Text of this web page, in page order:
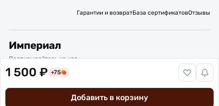
1 500 ₽ +75
Добавить в корзину
Гарантии и возвратБаза сертификатовОтзывы
Империал
Подписывайтесь на нас:
Вакансии
Политика обработки персональных данных
© 2016 – 2026 ИП Титов Александр Михайлович